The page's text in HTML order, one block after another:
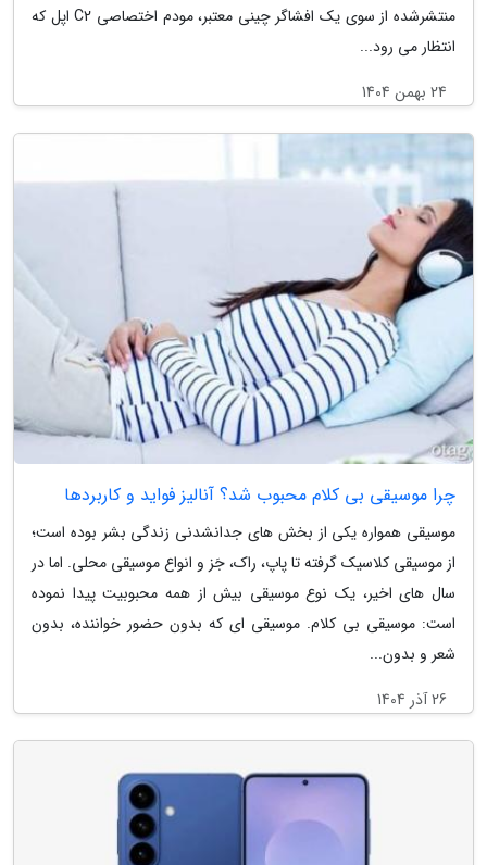
منتشرشده از سوی یک افشاگر چینی معتبر، مودم اختصاصی C2 اپل که
انتظار می رود...
24 بهمن 1404
چرا موسیقی بی کلام محبوب شد؟ آنالیز فواید و کاربردها
موسیقی همواره یکی از بخش های جدانشدنی زندگی بشر بوده است؛
از موسیقی کلاسیک گرفته تا پاپ، راک، جَز و انواع موسیقی محلی. اما در
سال های اخیر، یک نوع موسیقی بیش از همه محبوبیت پیدا نموده
است: موسیقی بی کلام. موسیقی ای که بدون حضور خواننده، بدون
شعر و بدون...
26 آذر 1404